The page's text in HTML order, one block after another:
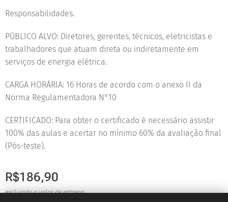
Responsabilidades.
PÚBLICO ALVO: Diretores, gerentes, técnicos, eletricistas e
trabalhadores que atuam direta ou indiretamente em
serviços de energia elétrica.
CARGA HORÁRIA: 16 Horas de acordo com o anexo II da
Norma Regulamentadora N°10
CERTIFICADO: Para obter o certificado é necessário assistir
100% das aulas e acertar no mínimo 60% da avaliação final
(Pós-teste).
R$186,90
excluindo o valor de entrega